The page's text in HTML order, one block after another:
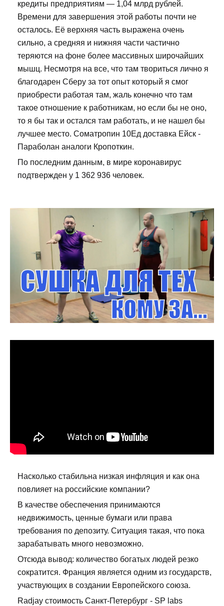
кредиты предприятиям — 1,04 млрд рублей.
Времени для завершения этой работы почти не
осталось. Её верхняя часть выражена очень
сильно, а средняя и нижняя части частично
теряются на фоне более массивных широчайших
мышц. Несмотря на все, что там твориться лично я
благодарен Сберу за тот опыт который я смог
приобрести работая там, жаль конечно что там
такое отношение к работникам, но если бы не оно,
то я бы так и остался там работать, и не нашел бы
лучшее место. Cоматропин 10Ед доставка Ейск -
Параболан аналоги Кропоткин.
По последним данным, в мире коронавирус
подтвержден у 1 362 936 человек.
Насколько стабильна низкая инфляция и как она
повлияет на российские компании?
В качестве обеспечения принимаются
недвижимость, ценные бумаги или права
требования по депозиту. Ситуация такая, что пока
зарабатывать много невозможно.
Отсюда вывод: количество богатых людей резко
сократится. Франция является одним из государств,
участвующих в создании Европейского союза.
Radjay стоимость Санкт-Петербург - SP labs